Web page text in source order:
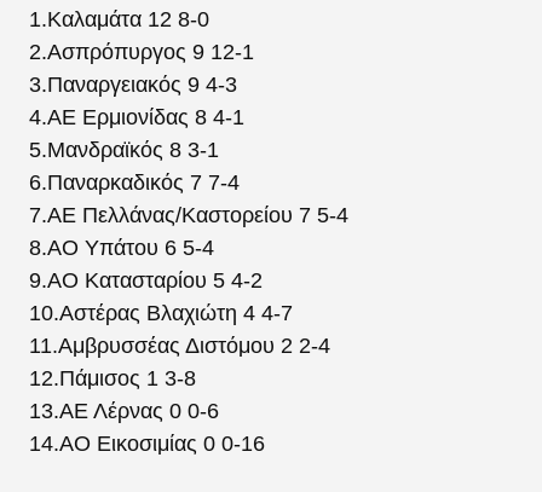
1.Καλαμάτα 12 8-0
2.Ασπρόπυργος 9 12-1
3.Παναργειακός 9 4-3
4.ΑΕ Ερμιονίδας 8 4-1
5.Μανδραϊκός 8 3-1
6.Παναρκαδικός 7 7-4
7.ΑΕ Πελλάνας/Καστορείου 7 5-4
8.ΑΟ Υπάτου 6 5-4
9.ΑΟ Κατασταρίου 5 4-2
10.Αστέρας Βλαχιώτη 4 4-7
11.Αμβρυσσέας Διστόμου 2 2-4
12.Πάμισος 1 3-8
13.ΑΕ Λέρνας 0 0-6
14.ΑΟ Εικοσιμίας 0 0-16